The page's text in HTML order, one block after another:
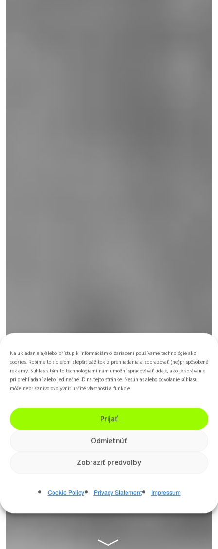
Na ukladanie a/alebo prístup k informáciám o zariadení používame technológie ako
cookies. Robíme to s cieľom zlepšiť zážitok z prehliadania a zobrazovať (ne)prispôsobené
reklamy. Súhlas s týmito technológiami nám umožní spracovávať údaje, ako je správanie
pri prehliadaní alebo jedinečné ID na tejto stránke. Nesúhlas alebo odvolanie súhlasu
môže nepriaznivo ovplyvniť určité vlastnosti a funkcie.
Prijať
Odmietnúť
Zobraziť predvoľby
Cookie Policy Privacy Statement Impressum
Tada Hiroshi
9. Dan Aikikai, Shihan
Rozhovor: Budo telo - časť 3